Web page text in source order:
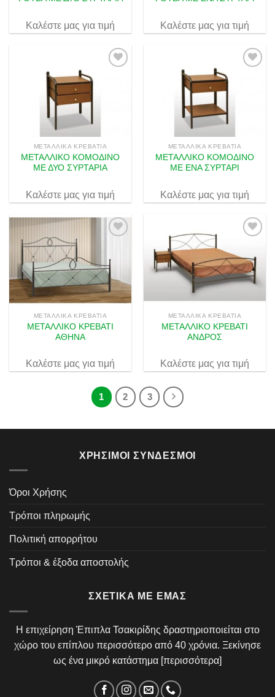
Καλέστε μας για τιμή Καλέστε μας για τιμή
ΜΕΤΑΛΛΙΚΆ ΚΡΕΒΆΤΙΑ
ΜΕΤΑΛΛΙΚΟ ΚΟΜΟΔΙΝΟ
ΜΕ ΔΥΟ ΣΥΡΤΑΡΙΑ
Καλέστε μας για τιμή
επιθυμιών
ΜΕΤΑΛΛΙΚΆ ΚΡΕΒΆΤΙΑ
ΜΕΤΑΛΛΙΚΟ ΚΟΜΟΔΙΝΟ
ΜΕ ΕΝΑ ΣΥΡΤΑΡΙ
Καλέστε μας για τιμή
Πρόσθήκη
στην λίστα
επιθυμιών
ΜΕΤΑΛΛΙΚΆ ΚΡΕΒΆΤΙΑ
ΜΕΤΑΛΛΙΚΟ ΚΡΕΒΑΤΙ
ΑΘΗΝΑ
Καλέστε μας για τιμή
Πρόσθήκη
στην λίστα
επιθυμιών
ΜΕΤΑΛΛΙΚΆ ΚΡΕΒΆΤΙΑ
ΜΕΤΑΛΛΙΚΟ ΚΡΕΒΑΤΙ
ΑΝΔΡΟΣ
Καλέστε μας για τιμή
1 2 3
ΧΡΉΣΙΜΟΙ ΣΎΝΔΕΣΜΟΙ
Όροι Χρήσης
Τρόποι πληρωμής
Πολιτική απορρήτου
Τρόποι & έξοδα αποστολής
ΣΧΕΤΙΚΆ ΜΕ ΕΜΆΣ
Η επιχείρηση Έπιπλα Τσακιρίδης δραστηριοποιείται στο
χώρο του επίπλου περισσότερο από 40 χρόνια. Ξεκίνησε
ως ένα μικρό κατάστημα [περισσότερα]